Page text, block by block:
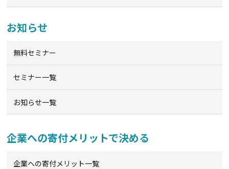
お知らせ
無料セミナー
セミナー一覧
お知らせ一覧
企業への寄付メリットで決める
企業への寄付メリット一覧